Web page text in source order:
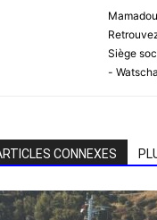
Siège
-
CONNEXES